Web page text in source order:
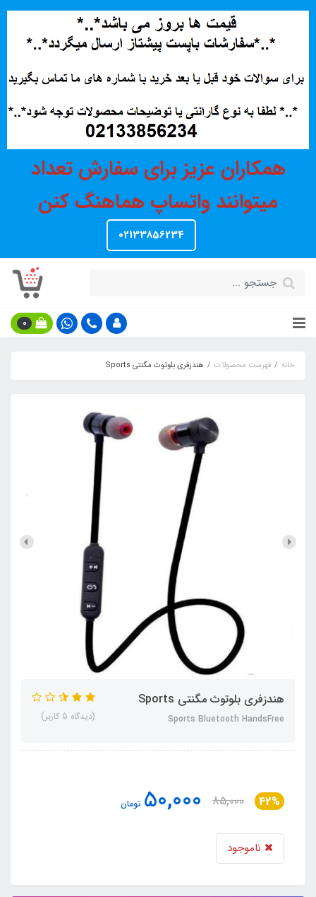
همکاران عزیز برای سفارش تعداد
میتوانند واتساپ هماهنگ کنن
02133856234
0
خانه فهرست محصولات هندزفری بلوتوث مگنتی Sports
هندزفری بلوتوث مگنتی Sports
Sports Bluetooth HandsFree (دیدگاه 5 کاربر)
42%
85,000
50,000 تومان
ناموجود